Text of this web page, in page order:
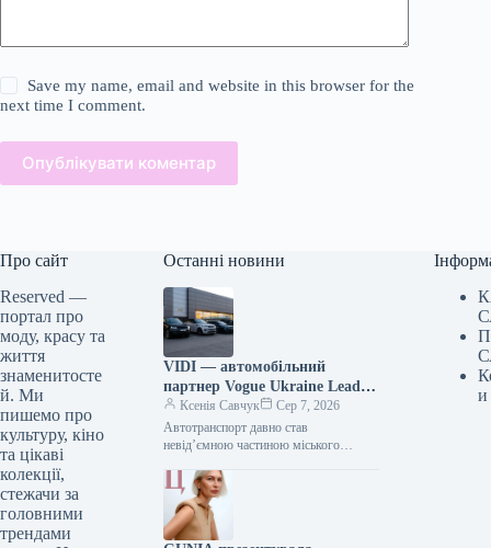
Save my name, email and website in this browser for the
next time I comment.
Опублікувати коментар
Про сайт
Reserved —
портал про
моду, красу та
життя
знаменитосте
й. Ми
пишемо про
культуру, кіно
та цікаві
колекції,
стежачи за
головними
трендами
Останні новини
VIDI — автомобільний
партнер Vogue Ukraine Leaders
Gala: які автомобілі будуть
представлені на заході
Ксенія Савчук
Сер 7, 2026
Автотранспорт давно став
невід’ємною частиною міського
роботу та дім, подорожі та
повсякденні клопоти. Тому вибір…
и